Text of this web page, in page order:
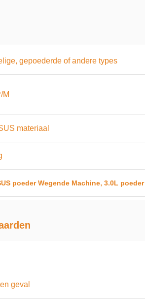
gepoederde of andere types
M
materiaal
poeder Wegende Machine, 3.0L
geval